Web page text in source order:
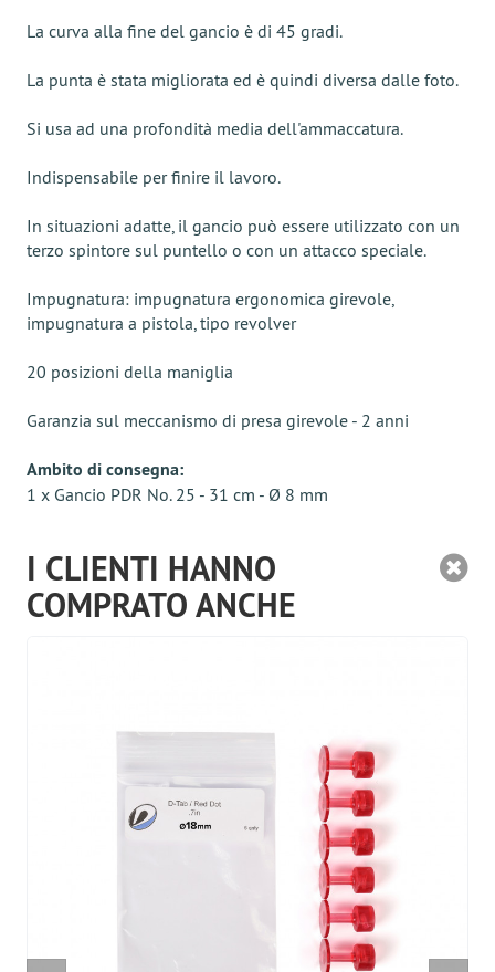
La curva alla fine del gancio è di 45 gradi.
La punta è stata migliorata ed è quindi diversa dalle foto.
Si usa ad una profondità media dell'ammaccatura.
Indispensabile per finire il lavoro.
In situazioni adatte, il gancio può essere utilizzato con un
terzo spintore sul puntello o con un attacco speciale.
Impugnatura: impugnatura ergonomica girevole,
impugnatura a pistola, tipo revolver
20 posizioni della maniglia
Garanzia sul meccanismo di presa girevole - 2 anni
Ambito di consegna:
1 x Gancio PDR No. 25 - 31 cm - Ø 8 mm
I CLIENTI HANNO
COMPRATO ANCHE